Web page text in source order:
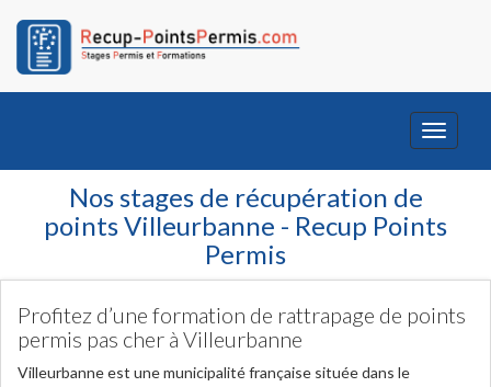
Toggle
Nos stages de récupération de
points Villeurbanne - Recup Points
Permis
Profitez d’une formation de rattrapage de points
permis pas cher à Villeurbanne
Villeurbanne est une municipalité française située dans le